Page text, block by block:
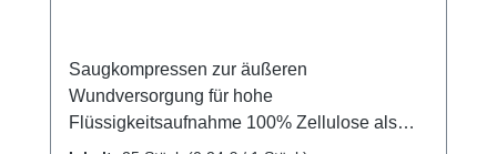
Saugkompressen zur äußeren
Wundversorgung für hohe
Flüssigkeitsaufnahme 100% Zellulose als
Saugkern, mit besonders weicher, rundum